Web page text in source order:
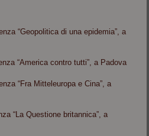
“Geopolitica di una epidemia”, a
“America contro tutti”, a Padova
“Fra Mitteleuropa e Cina”, a
“La Questione britannica”, a